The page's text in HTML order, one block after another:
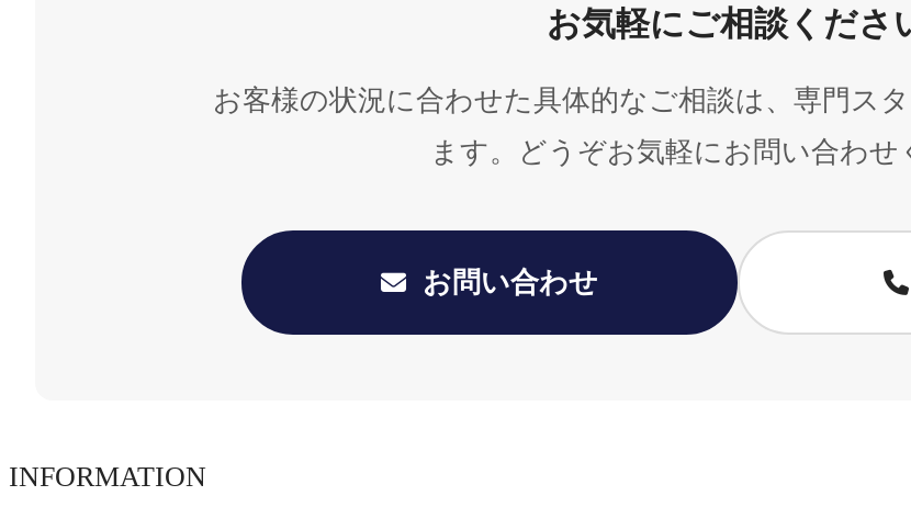
お気軽にご相談くださ
お客様の状況に合わせた具体的なご相談は、専門ス
ます。どうぞお気軽にお問い合わせ
お問い合わせ
INFORMATION